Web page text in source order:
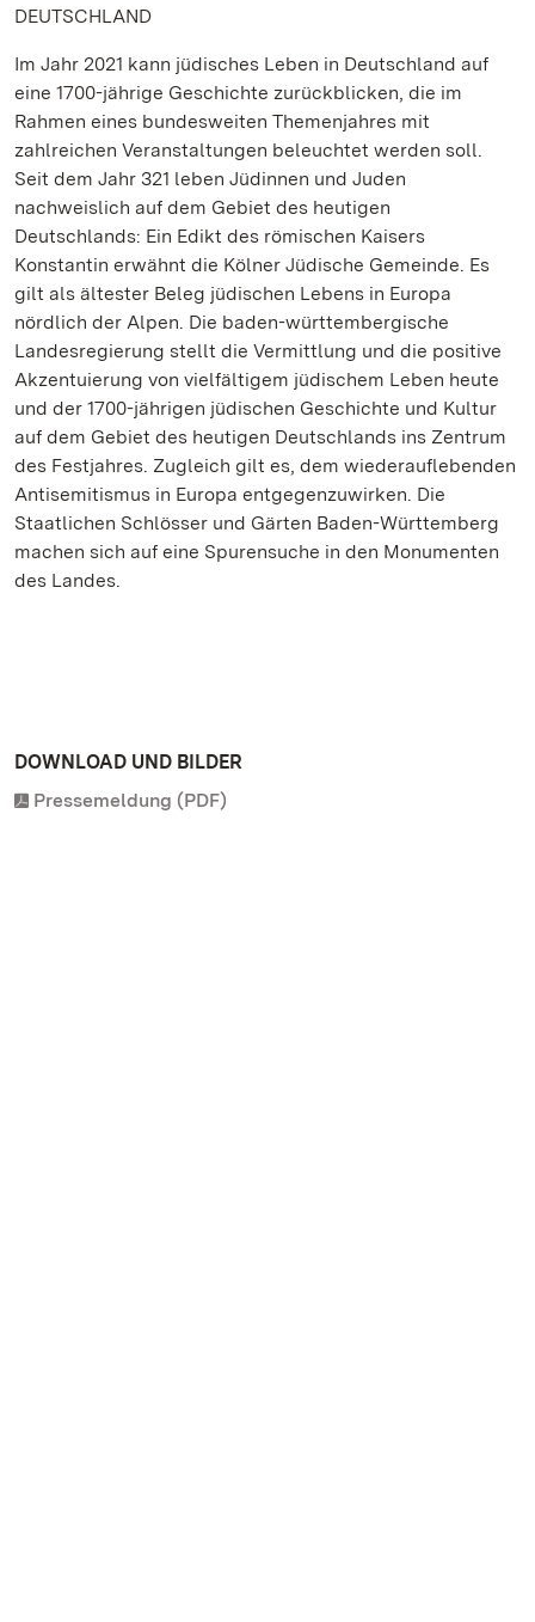
DEUTSCHLAND
Im Jahr 2021 kann jüdisches Leben in Deutschland auf
eine 1700-jährige Geschichte zurückblicken, die im
Rahmen eines bundesweiten Themenjahres mit
zahlreichen Veranstaltungen beleuchtet werden soll.
Seit dem Jahr 321 leben Jüdinnen und Juden
nachweislich auf dem Gebiet des heutigen
Deutschlands: Ein Edikt des römischen Kaisers
Konstantin erwähnt die Kölner Jüdische Gemeinde. Es
gilt als ältester Beleg jüdischen Lebens in Europa
nördlich der Alpen. Die baden-württembergische
Landesregierung stellt die Vermittlung und die positive
Akzentuierung von vielfältigem jüdischem Leben heute
und der 1700-jährigen jüdischen Geschichte und Kultur
auf dem Gebiet des heutigen Deutschlands ins Zentrum
des Festjahres. Zugleich gilt es, dem wiederauflebenden
Antisemitismus in Europa entgegenzuwirken. Die
Staatlichen Schlösser und Gärten Baden-Württemberg
machen sich auf eine Spurensuche in den Monumenten
des Landes.
DOWNLOAD UND BILDER
Pressemeldung (PDF)